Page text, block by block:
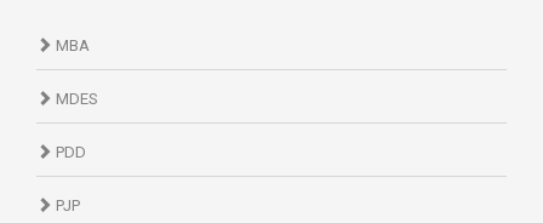
MBA
MDES
PDD
PJP